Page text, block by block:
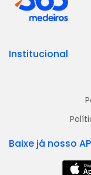
Institucional
Baixe já nosso